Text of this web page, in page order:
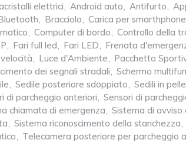
elettrici, Android auto, Antifurto,
, Bracciolo, Carica per
, Computer di bordo, Controllo della
, Fari full led, Fari LED, Frenata
, Luce d'Ambiente, Pacchetto
dei segnali stradali, Schermo
, Sedile posteriore sdoppiato, Sedili in pelle
di parcheggio anteriori, Sensori di
chiamata di emergenza, Sistema di avviso
, Sistema riconoscimento della stanchezza,
, Telecamera posteriore per parcheggio